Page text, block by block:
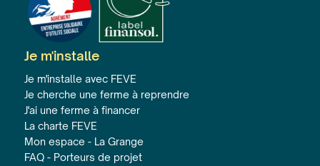
Je m'installe
Je m'installe avec FEVE
Je cherche une ferme à reprendre
J'ai une ferme à financer
La charte FEVE
Mon espace - La Grange
FAQ - Porteurs de projet